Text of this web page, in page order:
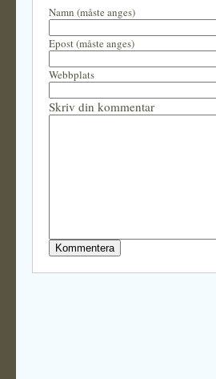
Namn (måste anges)
Epost (måste anges)
Webbplats
Skriv din kommentar